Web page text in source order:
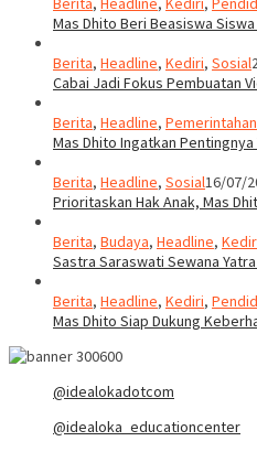
Mas Dhito Beri Beasiswa
Berita, Headline, Kediri, Sosial
Cabai Jadi Fokus Pembuatan
Berita, Headline, Pemerintahan
Mas Dhito Ingatkan
Berita, Headline, Sosial16/07/
Prioritaskan Hak Anak, Mas
Berita, Budaya, Headline,
Sastra Saraswati Sewana
Berita, Headline, Kediri,
Mas Dhito Siap Dukung
@idealokadotcom
@idealoka_educationcenter